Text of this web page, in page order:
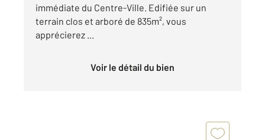
immédiate du Centre-Ville. Edifiée sur un
terrain clos et arboré de 835m², vous
apprécierez ...
Voir le détail du bien